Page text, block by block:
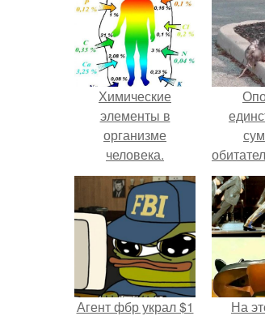
Химические
элементы в
организме
человека.
Агент фбр украл $1 На